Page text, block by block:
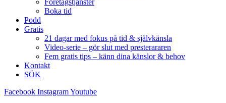
Företagstjänster
Boka tid
Podd
Gratis
21 dagar med fokus på tid & självkänsla
Video-serie – gör slut med presterararen
Fem gratis tips – känn dina känslor & behov
Kontakt
SÖK
Facebook InstagramYoutube